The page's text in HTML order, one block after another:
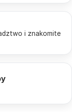
i znakomite